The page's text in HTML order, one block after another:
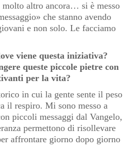
molto altro ancora… si è messo
che stanno avendo
e non solo. Le facciamo
viene questa iniziativa?
queste piccole pietre con
per la vita?
in cui la gente sente il peso
il respiro. Mi sono messo a
piccoli messaggi dal Vangelo,
permettono di risollevare
affrontare giorno dopo giorno